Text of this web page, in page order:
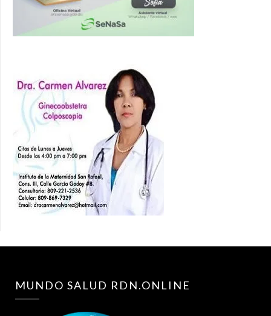
MUNDO SALUD RDN.ONLINE